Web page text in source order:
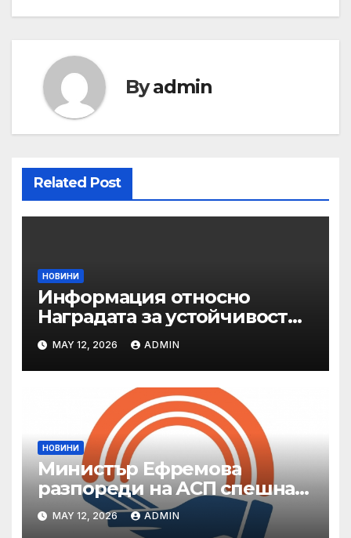
Byadmin
Related Post
НОВИНИ
Информация относно
Наградата за устойчивост
на ОАЕ „Зайед“
MAY 12, 2026 ADMIN
НОВИНИ
Министър Ефремова
разпореди на АСП спешна
готовност за оказване на
подкрепа на пострадали от
MAY 12, 2026 ADMIN